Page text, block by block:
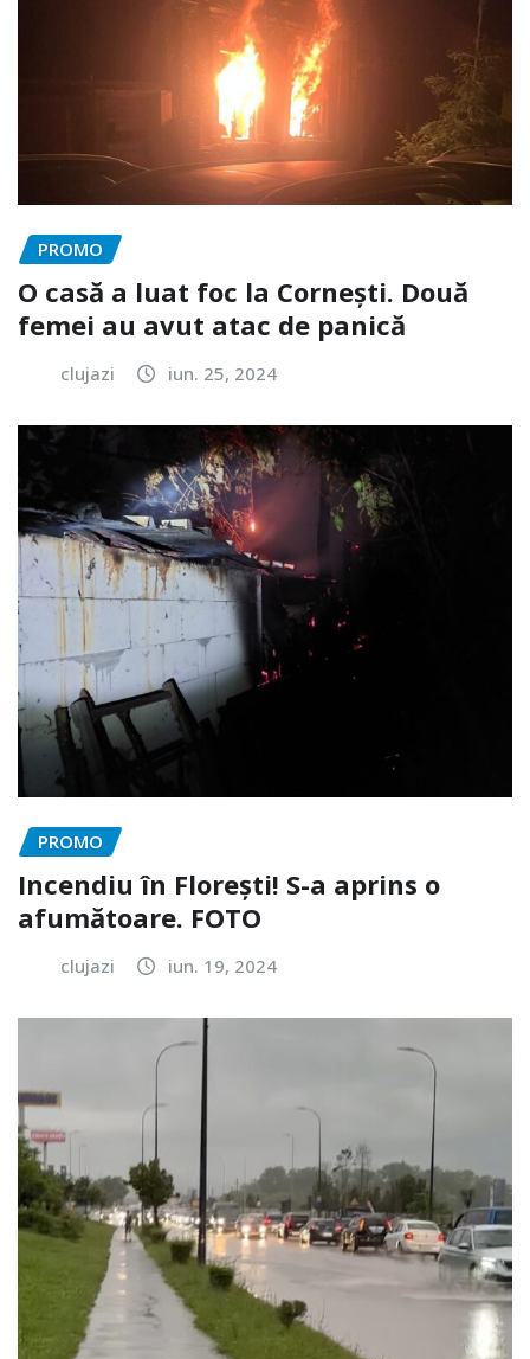
PROMO
O casă a luat foc la Cornești. Două
femei au avut atac de panică
clujazi iun. 25, 2024
PROMO
Incendiu în Florești! S-a aprins o
afumătoare. FOTO
clujazi iun. 19, 2024